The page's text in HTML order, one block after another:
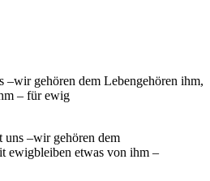
uns –wir gehören dem
ewigbleiben etwas von ihm –